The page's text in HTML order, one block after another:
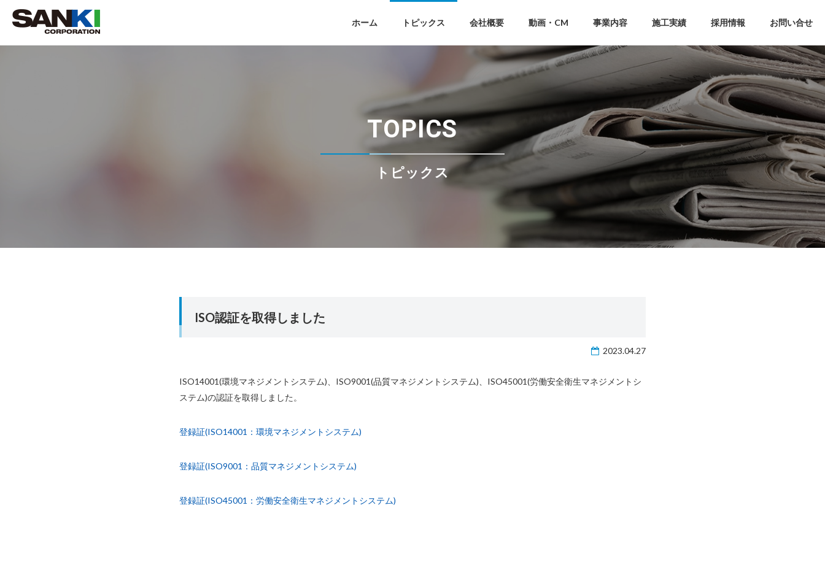
ホーム トピックス 会社概要 動画・CM 事業内容
建築
埋蔵文化財発掘
施工実績
建築 船舶
バイオマス 埋蔵文化財発掘
採用情報
職業紹介 社員インタビュー
お問い合せ
採用に関する
お問い合せフォーム
TOPICS
トピックス
ISO認証を取得しました
2023.04.27
ISO14001(環境マネジメントシステム)、ISO9001(品質マネジメントシステム)、ISO45001(労働安全衛生マネジメントシ
ステム)の認証を取得しました。
登録証(ISO14001：環境マネジメントシステム)
登録証(ISO9001：品質マネジメントシステム)
登録証(ISO45001：労働安全衛生マネジメントシステム)